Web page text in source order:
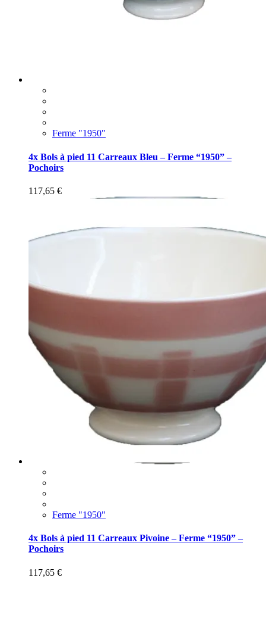
Ferme "1950"
4x Bols à pied 11 Carreaux Bleu – Ferme “1950” –
Pochoirs
117,65 €
Ferme "1950"
4x Bols à pied 11 Carreaux Pivoine – Ferme “1950” –
Pochoirs
117,65 €